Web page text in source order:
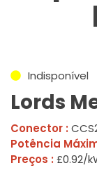
Indisponível
Lords
Conector :
Potência
Preços : £0.92/